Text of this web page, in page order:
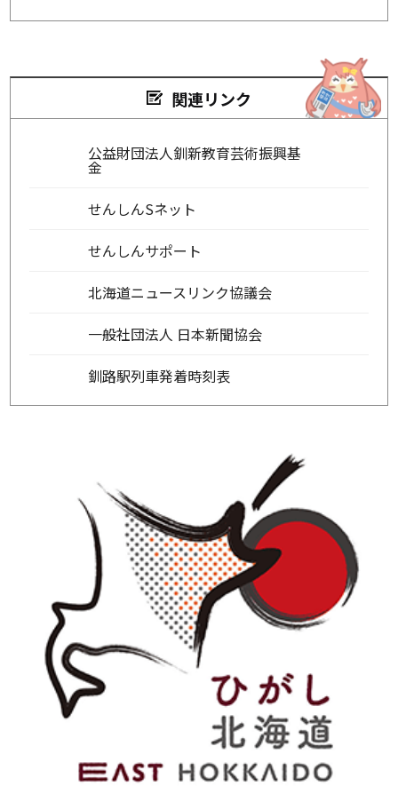
関連リンク
公益財団法人釧新教育芸術振興基
金
せんしんSネット
せんしんサポート
北海道ニュースリンク協議会
一般社団法人 日本新聞協会
釧路駅列車発着時刻表